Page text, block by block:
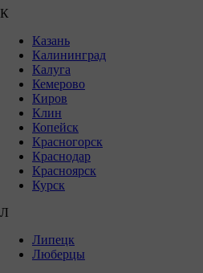
К
Казань
Калининград
Калуга
Кемерово
Киров
Клин
Копейск
Красногорск
Краснодар
Красноярск
Курск
Л
Липецк
Люберцы